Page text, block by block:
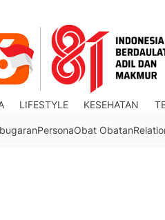
LIFESTYLE KESEHATAN
PersonaObat Obatan